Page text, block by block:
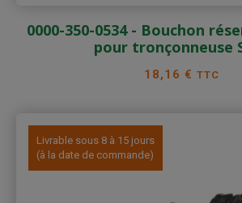
0000-350-0534 - Bouchon
pour tronçonneuse
Prix
18,16 € TTC
Livrable sous 8 à 15 jours
(à la date de commande)